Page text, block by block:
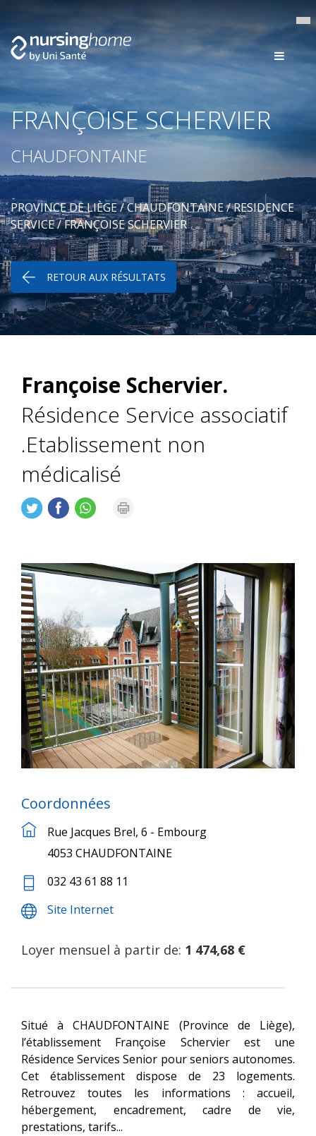
FRANÇOISE SCHERVIER
CHAUDFONTAINE
PROVINCE DE LIÈGE/CHAUDFONTAINE/RESIDENCE
SERVICE/ FRANÇOISE SCHERVIER
RETOUR AUX RÉSULTATS
Françoise Schervier.
Résidence Service associatif
.Etablissement non
médicalisé
Coordonnées
Rue Jacques Brel, 6 - Embourg
4053 CHAUDFONTAINE
032 43 61 88 11
Site Internet
Loyer mensuel à partir de: 1 474,68 €
Situé à CHAUDFONTAINE (Province de Liège),
l’établissement Françoise Schervier est une
Résidence Services Senior pour seniors autonomes.
Cet établissement dispose de 23 logements.
Retrouvez toutes les informations : accueil,
hébergement, encadrement, cadre de vie,
prestations, tarifs...